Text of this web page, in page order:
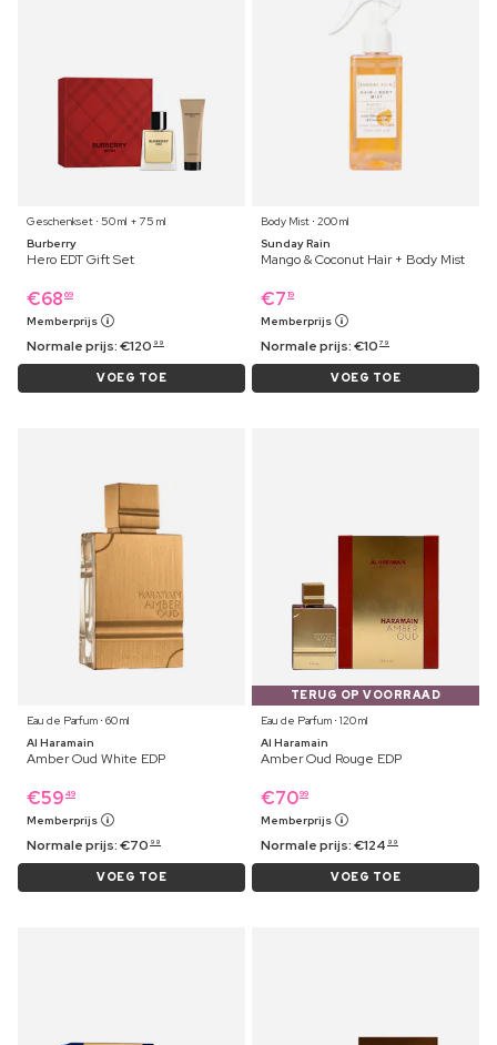
Geschenkset ⋅ 50 ml + 75 ml
Burberry
Hero EDT Gift Set
€68 69
Memberprijs
Normale prijs:€120 99
VOEG TOE
Body Mist ⋅ 200 ml
Sunday Rain
Mango & Coconut Hair + Body Mist
€7 19
Memberprijs
Normale prijs:€10 79
VOEG TOE
Eau de Parfum ⋅ 60 ml
Al Haramain
Amber Oud White EDP
€59 49
Memberprijs
Normale prijs:€70 99
VOEG TOE
TERUG OP VOORRAAD
Eau de Parfum ⋅ 120 ml
Al Haramain
Amber Oud Rouge EDP
€7099
Memberprijs
Normale prijs:€124 99
VOEG TOE